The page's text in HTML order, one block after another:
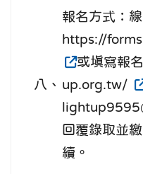
八、
報名方式：
https://
或填寫報
up.org.tw/
回覆錄取並
續。